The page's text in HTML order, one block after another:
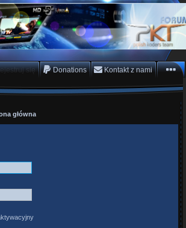
Koders
kanałów, oscam
się Donations Kontakt z nami
główna